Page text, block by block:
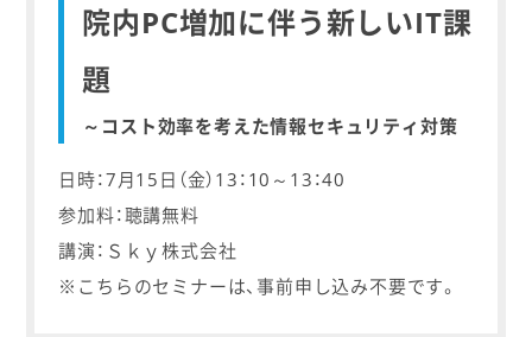
院内PC増加に伴う新しいIT課
題
～コスト効率を考えた情報セキュリティ対策
日時：7月15日（金）13：10～13：40
参加料：聴講無料
講演：Ｓｋｙ株式会社
※こちらのセミナーは、事前申し込み不要です。